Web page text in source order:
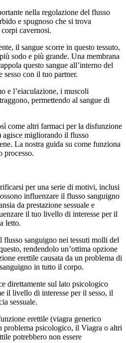
nella regolazione del flusso
e spugnoso che si trova
cavernosi.
il sangue scorre in questo tessuto,
sodo e più grande. Una membrana
questo sangue all’interno del
sesso con il tuo partner.
e l’eiaculazione, i muscoli
permettendo al sangue di
come altri farmaci per la disfunzione
migliorando il flusso
La nostra guida su come funziona
processo.
per una serie di motivi, inclusi
influenzare il flusso sanguigno
da prestazione sessuale e
il tuo livello di interesse per il
letto.
flusso sanguigno nei tessuti molli del
rendendolo un’ottima opzione
erettile causata da un problema di
in tutto il corpo.
direttamente sul lato psicologico
il livello di interesse per il sesso, il
sessuale.
erettile (viagra generico
problema psicologico, il Viagra o altri
potrebbero non essere